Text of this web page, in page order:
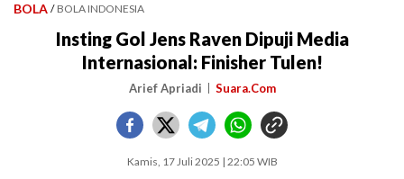
BOLA / BOLA INDONESIA
Insting Gol Jens Raven Dipuji Media
Internasional: Finisher Tulen!
Arief Apriadi Suara.Com
Kamis, 17 Juli 2025 | 22:05 WIB